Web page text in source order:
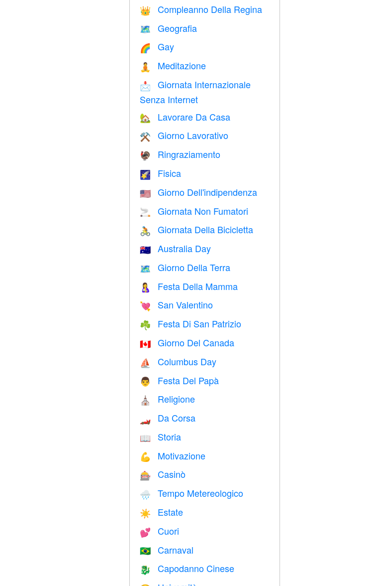
👑 Compleanno Della Regina
🗺 Geografia
🌈 Gay
🧘 Meditazione
📩
Giornata Internazionale
Senza Internet
🏡 Lavorare Da Casa
⚒️ Giorno Lavorativo
🦃 Ringraziamento
🌠 Fisica
🇺🇸 Giorno Dell'indipendenza
🚬 Giornata Non Fumatori
🚴 Giornata Della Bicicletta
🇦🇺 Australia Day
🗺️ Giorno Della Terra
🤱 Festa Della Mamma
💘 San Valentino
☘️ Festa Di San Patrizio
🇨🇦 Giorno Del Canada
⛵️ Columbus Day
👨 Festa Del Papà
⛪️ Religione
🏎 Da Corsa
📖 Storia
💪 Motivazione
🎰 Casinò
🌧 Tempo Metereologico
☀️ Estate
💕 Cuori
🇧🇷 Carnaval
🐉 Capodanno Cinese